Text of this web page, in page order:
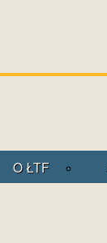
O ŁTF